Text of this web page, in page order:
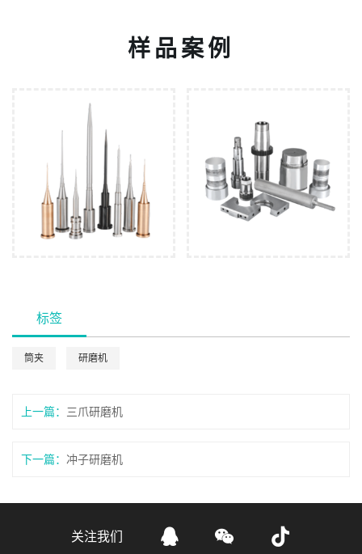
样品案例
标签
筒夹 研磨机
上一篇： 三爪研磨机
下一篇： 冲子研磨机
关注我们   